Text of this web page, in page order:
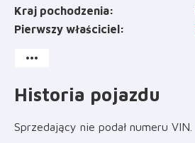
Kraj pochodzenia
Pierwszy właściciel
more_horiz
Historia pojazdu
Sprzedający nie podał numeru VIN